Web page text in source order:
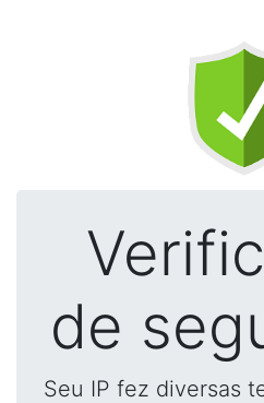
de
Seu IP fez diversas